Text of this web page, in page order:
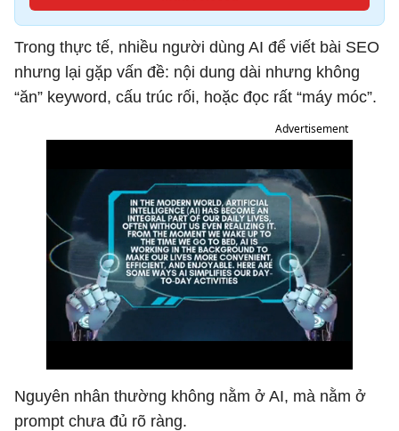
Trong thực tế, nhiều người dùng AI để viết bài SEO
nhưng lại gặp vấn đề: nội dung dài nhưng không
“ăn” keyword, cấu trúc rối, hoặc đọc rất “máy móc”.
Advertisement
Nguyên nhân thường không nằm ở AI, mà nằm ở
prompt chưa đủ rõ ràng.